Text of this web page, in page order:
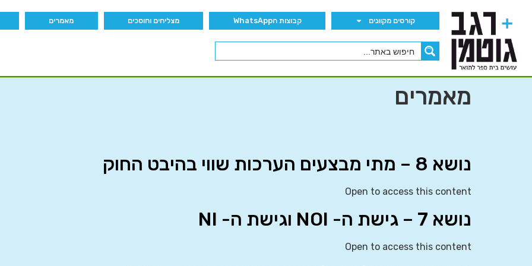
קורסים מקוונים קבוצות הWhatsApp מצליחים וחוסכים מאמרים
מאמרים
נושא 8 – מתי מבצעים הערכות שווי בהיבט החוק
Open to access this content
נושא 7 – גישת ה- NOI וגישת ה- NI
Open to access this content